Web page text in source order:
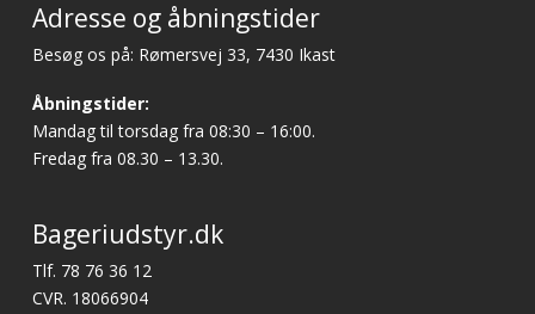
Adresse og åbningstider
Besøg os på: Rømersvej 33, 7430 Ikast
Åbningstider:
Mandag til torsdag fra 08:30 – 16:00.
Fredag fra 08.30 – 13.30.
Bageriudstyr.dk
Tlf. 78 76 36 12
CVR. 18066904